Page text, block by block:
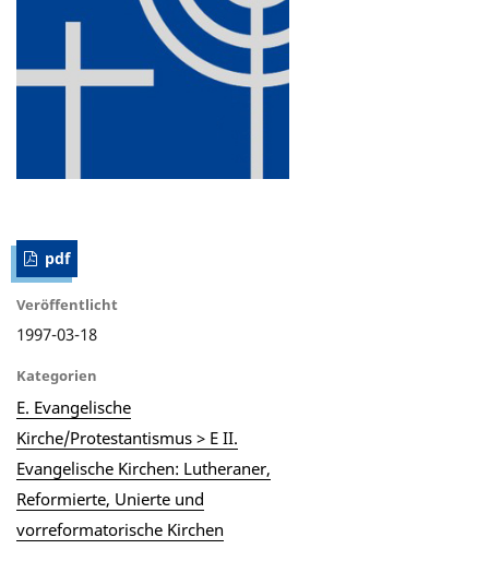
pdf
Veröffentlicht
1997-03-18
Kategorien
E. Evangelische
Kirche/Protestantismus > E II.
Evangelische Kirchen: Lutheraner,
Reformierte, Unierte und
vorreformatorische Kirchen